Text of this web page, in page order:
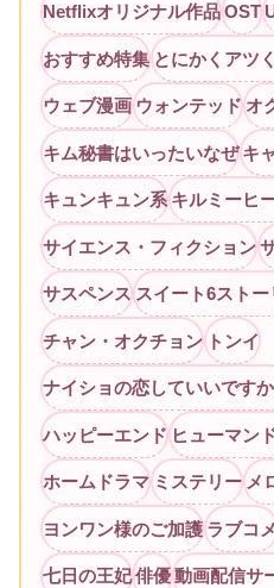
Netflixオリジナル作品 OST
おすすめ特集 とにかくアツ
ウェブ漫画 ウォンテッド オ
キム秘書はいったいなぜ キ
キュンキュン系 キルミーヒ
サイエンス・フィクション
サスペンス スイート6ストー
チャン・オクチョン トンイ
ナイショの恋していいです
ハッピーエンド ヒューマン
ホームドラマ ミステリー メ
ヨンワン様のご加護 ラブコ
七日の王妃 俳優 動画配信サ